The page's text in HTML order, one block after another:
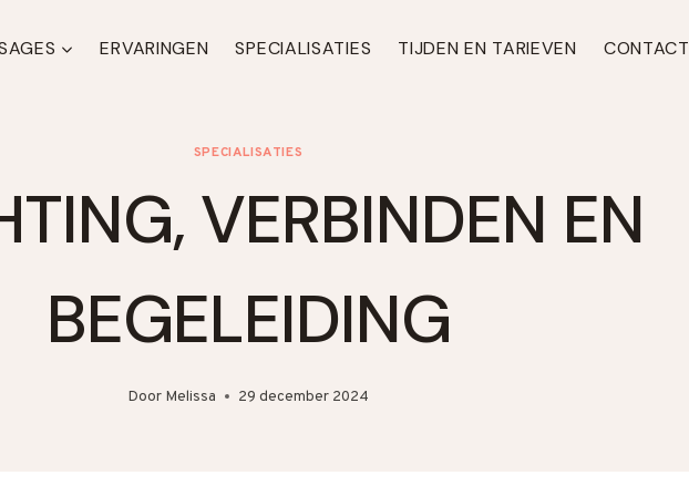
ERVARINGEN SPECIALISATIES TIJDEN EN TARIEVEN CONTACT
SPECIALISATIES
VERBINDEN EN
BEGELEIDING
Door Melissa 29 december 2024